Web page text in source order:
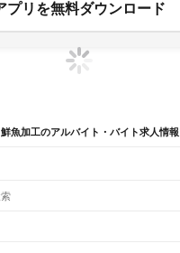
プリを無料ダウンロード
魚加工のアルバイト・バイト求人情報